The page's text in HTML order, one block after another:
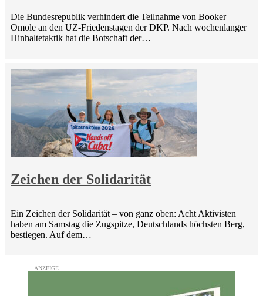
Die Bundesrepublik verhindert die Teilnahme von Booker
Omole an den UZ-Friedenstagen der DKP. Nach wochenlanger
Hinhaltetaktik hat die Botschaft der…
Zeichen der Solidarität
Ein Zeichen der Solidarität – von ganz oben: Acht Aktivisten
haben am Samstag die Zugspitze, Deutschlands höchsten Berg,
bestiegen. Auf dem…